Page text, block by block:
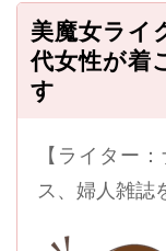
美魔女ライ
代女性が着
す
【ライター
ス、婦人雑誌